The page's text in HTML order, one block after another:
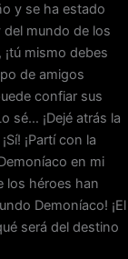
y se ha estado
mundo de los
mismo debes
de amigos
confiar sus
sé… ¡Dejé atrás la
¡Partí con la
en mi
los héroes han
Demoníaco! ¡El
será del destino